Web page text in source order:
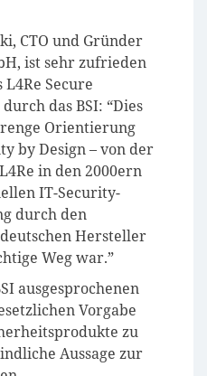
CTO und Gründer
ist sehr zufrieden
Secure
das BSI: “Dies
Orientierung
by Design – von der
in den 2000ern
IT-Security-
durch den
Hersteller
Weg war.”
ausgesprochenen
Vorgabe
zu
Aussage zur